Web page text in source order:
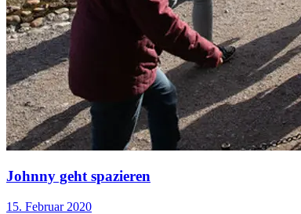
Johnny geht spazieren
15. Februar 2020